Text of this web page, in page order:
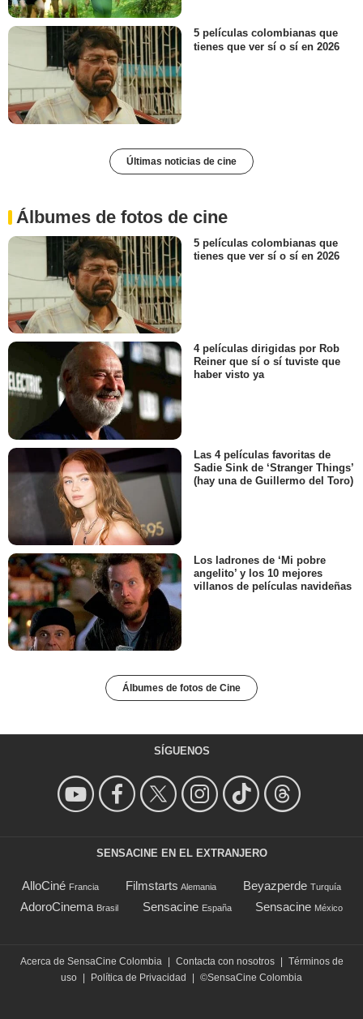
5 películas colombianas que
tienes que ver sí o sí en 2026
Últimas noticias de cine
Álbumes de fotos de cine
5 películas colombianas que
tienes que ver sí o sí en 2026
4 películas dirigidas por Rob
Reiner que sí o sí tuviste que
haber visto ya
Las 4 películas favoritas de
Sadie Sink de ‘Stranger Things’
(hay una de Guillermo del Toro)
Los ladrones de ‘Mi pobre
angelito’ y los 10 mejores
villanos de películas navideñas
Álbumes de fotos de Cine
SÍGUENOS
SENSACINE EN EL EXTRANJERO
AlloCiné Francia Filmstarts Alemania Beyazperde Turquía
AdoroCinema Brasil Sensacine España Sensacine México
Acerca de SensaCine Colombia Contacta con nosotros
Términos de
uso
Política de Privacidad ©SensaCine Colombia